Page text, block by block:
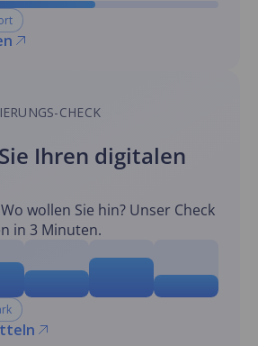
CHECK
Ihren digitalen
wollen Sie hin? Unser Check
in 3 Minuten.